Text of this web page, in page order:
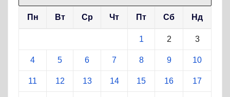
Пн Вт Ср Чт Пт Сб Нд
1 2 3
4 5 6 7 8 9 10
11 12 13 14 15 16 17